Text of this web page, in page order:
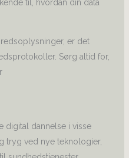
til, hvordan din data
er det
Sørg altid for,
digital dannelse i visse
tryg ved nye teknologier,